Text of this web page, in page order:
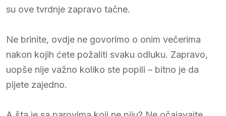
su ove tvrdnje zapravo tačne.
Ne brinite, ovdje ne govorimo o onim večerima
nakon kojih ćete požaliti svaku odluku. Zapravo,
uopše nije važno koliko ste popili – bitno je da
pijete zajedno.